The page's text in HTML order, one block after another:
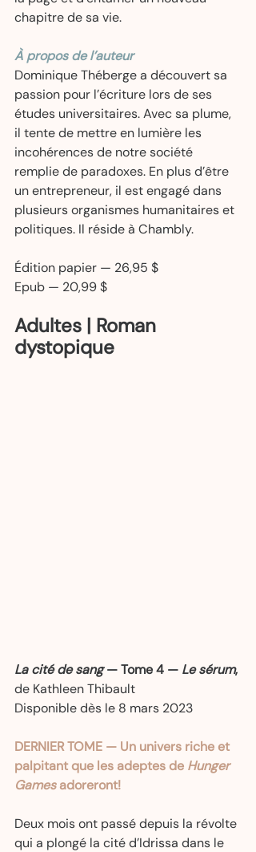
chapitre de sa vie.
À propos de l’auteur
Dominique Théberge a découvert sa
passion pour l’écriture lors de ses
études universitaires. Avec sa plume,
il tente de mettre en lumière les
incohérences de notre société
remplie de paradoxes. En plus d’être
un entrepreneur, il est engagé dans
plusieurs organismes humanitaires et
politiques. Il réside à Chambly.
Édition papier — 26,95 $
Epub — 20,99 $
Adultes | Roman
dystopique
La cité de sang — Tome 4 — Le sérum,
de Kathleen Thibault
Disponible dès le 8 mars 2023
DERNIER TOME — Un univers riche et
palpitant que les adeptes de Hunger
Games adoreront!
Deux mois ont passé depuis la révolte
qui a plongé la cité d’Idrissa dans le